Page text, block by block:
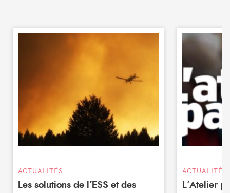
ACTUALITÉS
Les solutions de l’ESS et des
ACTUALITÉS
L’Atelier